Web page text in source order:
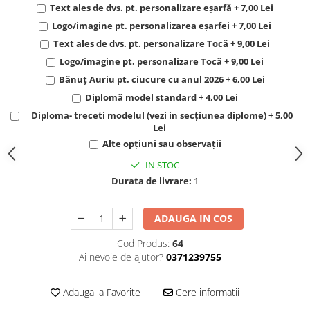
Text ales de dvs. pt. personalizare eșarfă + 7,00 Lei
Logo/imagine pt. personalizarea eșarfei + 7,00 Lei
Text ales de dvs. pt. personalizare Tocă + 9,00 Lei
Logo/imagine pt. personalizare Tocă + 9,00 Lei
Bănuț Auriu pt. ciucure cu anul 2026 + 6,00 Lei
Diplomă model standard + 4,00 Lei
Diploma- treceti modelul (vezi in secțiunea diplome) + 5,00
Lei
Alte opțiuni sau observații
IN STOC
Durata de livrare: 1
ADAUGA IN COS
Cod Produs: 64
Ai nevoie de ajutor? 0371239755
Adauga la Favorite Cere informatii